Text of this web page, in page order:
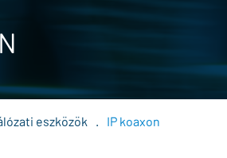
eszközök . IP koaxon